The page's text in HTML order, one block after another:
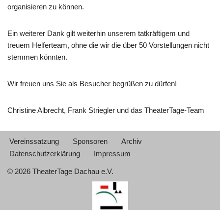
organisieren zu können.
Ein weiterer Dank gilt weiterhin unserem tatkräftigem und
treuem Helferteam, ohne die wir die über 50 Vorstellungen nicht
stemmen könnten.
Wir freuen uns Sie als Besucher begrüßen zu dürfen!
Christine Albrecht, Frank Striegler und das TheaterTage-Team
Vereinssatzung Sponsoren
Archiv
Datenschutzerklärung
Impressum
© 2026 TheaterTage Dachau e.V.